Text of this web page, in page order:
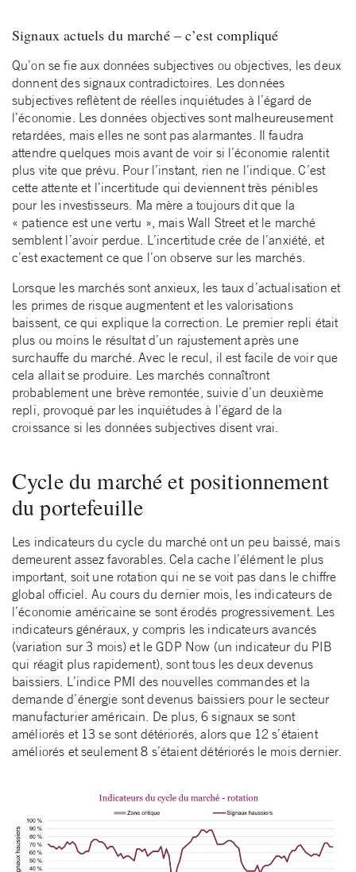
Signaux actuels du marché – c’est compliqué
Qu’on se fie aux données subjectives ou objectives, les deux
donnent des signaux contradictoires. Les données
subjectives reflètent de réelles inquiétudes à l’égard de
l’économie. Les données objectives sont malheureusement
retardées, mais elles ne sont pas alarmantes. Il faudra
attendre quelques mois avant de voir si l’économie ralentit
plus vite que prévu. Pour l’instant, rien ne l’indique. C’est
cette attente et l’incertitude qui deviennent très pénibles
pour les investisseurs. Ma mère a toujours dit que la
« patience est une vertu », mais Wall Street et le marché
semblent l’avoir perdue. L’incertitude crée de l’anxiété, et
c’est exactement ce que l’on observe sur les marchés.
Lorsque les marchés sont anxieux, les taux d’actualisation et
les primes de risque augmentent et les valorisations
baissent, ce qui explique la correction. Le premier repli était
plus ou moins le résultat d’un rajustement après une
surchauffe du marché. Avec le recul, il est facile de voir que
cela allait se produire. Les marchés connaîtront
probablement une brève remontée, suivie d’un deuxième
repli, provoqué par les inquiétudes à l’égard de la
croissance si les données subjectives disent vrai.
Cycle du marché et positionnement
du portefeuille
Les indicateurs du cycle du marché ont un peu baissé, mais
demeurent assez favorables. Cela cache l’élément le plus
important, soit une rotation qui ne se voit pas dans le chiffre
global officiel. Au cours du dernier mois, les indicateurs de
l’économie américaine se sont érodés progressivement. Les
indicateurs généraux, y compris les indicateurs avancés
(variation sur 3 mois) et le GDP Now (un indicateur du PIB
qui réagit plus rapidement), sont tous les deux devenus
baissiers. L’indice PMI des nouvelles commandes et la
demande d’énergie sont devenus baissiers pour le secteur
manufacturier américain. De plus, 6 signaux se sont
améliorés et 13 se sont détériorés, alors que 12 s’étaient
améliorés et seulement 8 s’étaient détériorés le mois dernier.